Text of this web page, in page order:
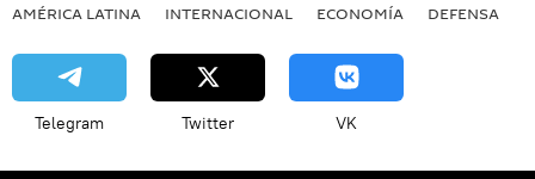
AMÉRICA LATINA INTERNACIONAL ECONOMÍA DEFENSA
Telegram Twitter VK